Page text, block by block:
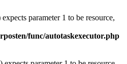
parameter 1 to be resource,
func/autotaskexecutor.php